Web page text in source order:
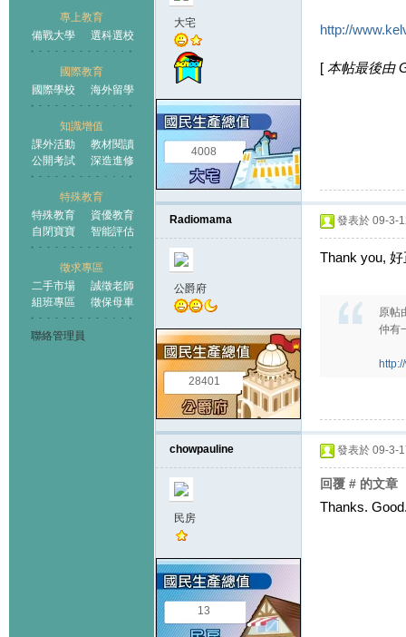
專上教育
備戰大學
選科選校
國際教育
國際學校
海外留學
知識增值
課外活動
教材閱讀
公開考試
深造進修
特殊教育
特殊教育
資優教育
自閉寶寶
智能評估
徵求專區
二手市場
誠徵老師
組班專區
徵保母車
聯絡管理員
大宅
4008
http://
[ 本帖最後由
Radiomama
公爵府
28401
發表於 09-3-
Thank you,
原帖
仲有
chowpauline
民房
13
發表於 09-3-
回覆 # 的文章
Thanks.